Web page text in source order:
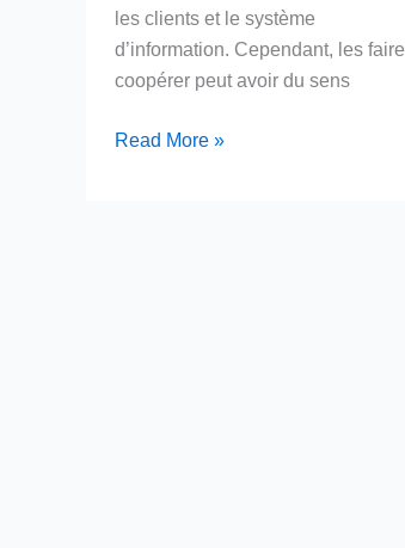
les clients et le système
d’information. Cependant, les faire
coopérer peut avoir du sens
Distribution VERSUS Commerce
Read More »